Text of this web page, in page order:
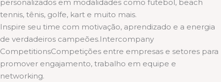
personalizados em modalidades como futebol, beach
tennis, tênis, golfe, kart e muito mais.
Inspire seu time com motivação, aprendizado e a energia
de verdadeiros campeões.Intercompany
CompetitionsCompetições entre empresas e setores para
promover engajamento, trabalho em equipe e
networking.